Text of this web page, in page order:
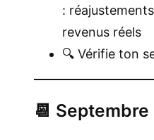
:
revenus réels
🔍 Vérifie ton
📆 Septembre